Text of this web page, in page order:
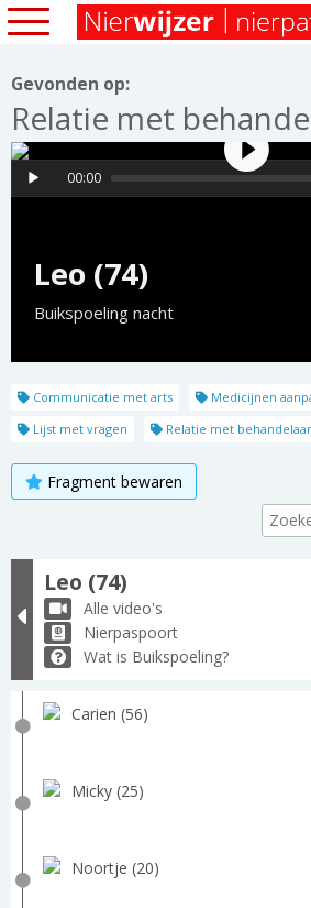
Gevonden op:
Relatie met
Leo (74)
Buikspoeling nacht
00:00
Communicatie met arts
Medicijnen
Lijst met vragen
Relatie met
Fragment bewaren
Leo (74)
Alle video's
Nierpaspoort
Wat is Buikspoeling?
Carien (56)
Micky (25)
Noortje (20)